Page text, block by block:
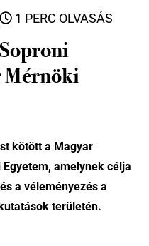
1 PERC OLVASÁS
Mérnöki
kötött a Magyar
amelynek célja
a véleményezés a
területén.